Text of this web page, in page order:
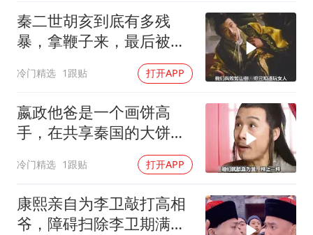
黄金牛市回来了吗
乐享全民健身 共筑健康中国
秦二世胡亥到底有多残
暴，拿鞭子来，最后被赵
冷门精选 1跟贴 打开APP
嬴政他爸是一个画饼高
手，在共享秦国的大饼
下，吕不韦跑断了腿
冷门精选 1跟贴 打开APP
康熙亲自为李卫敲打高相
爷，障碍扫除李卫期满得